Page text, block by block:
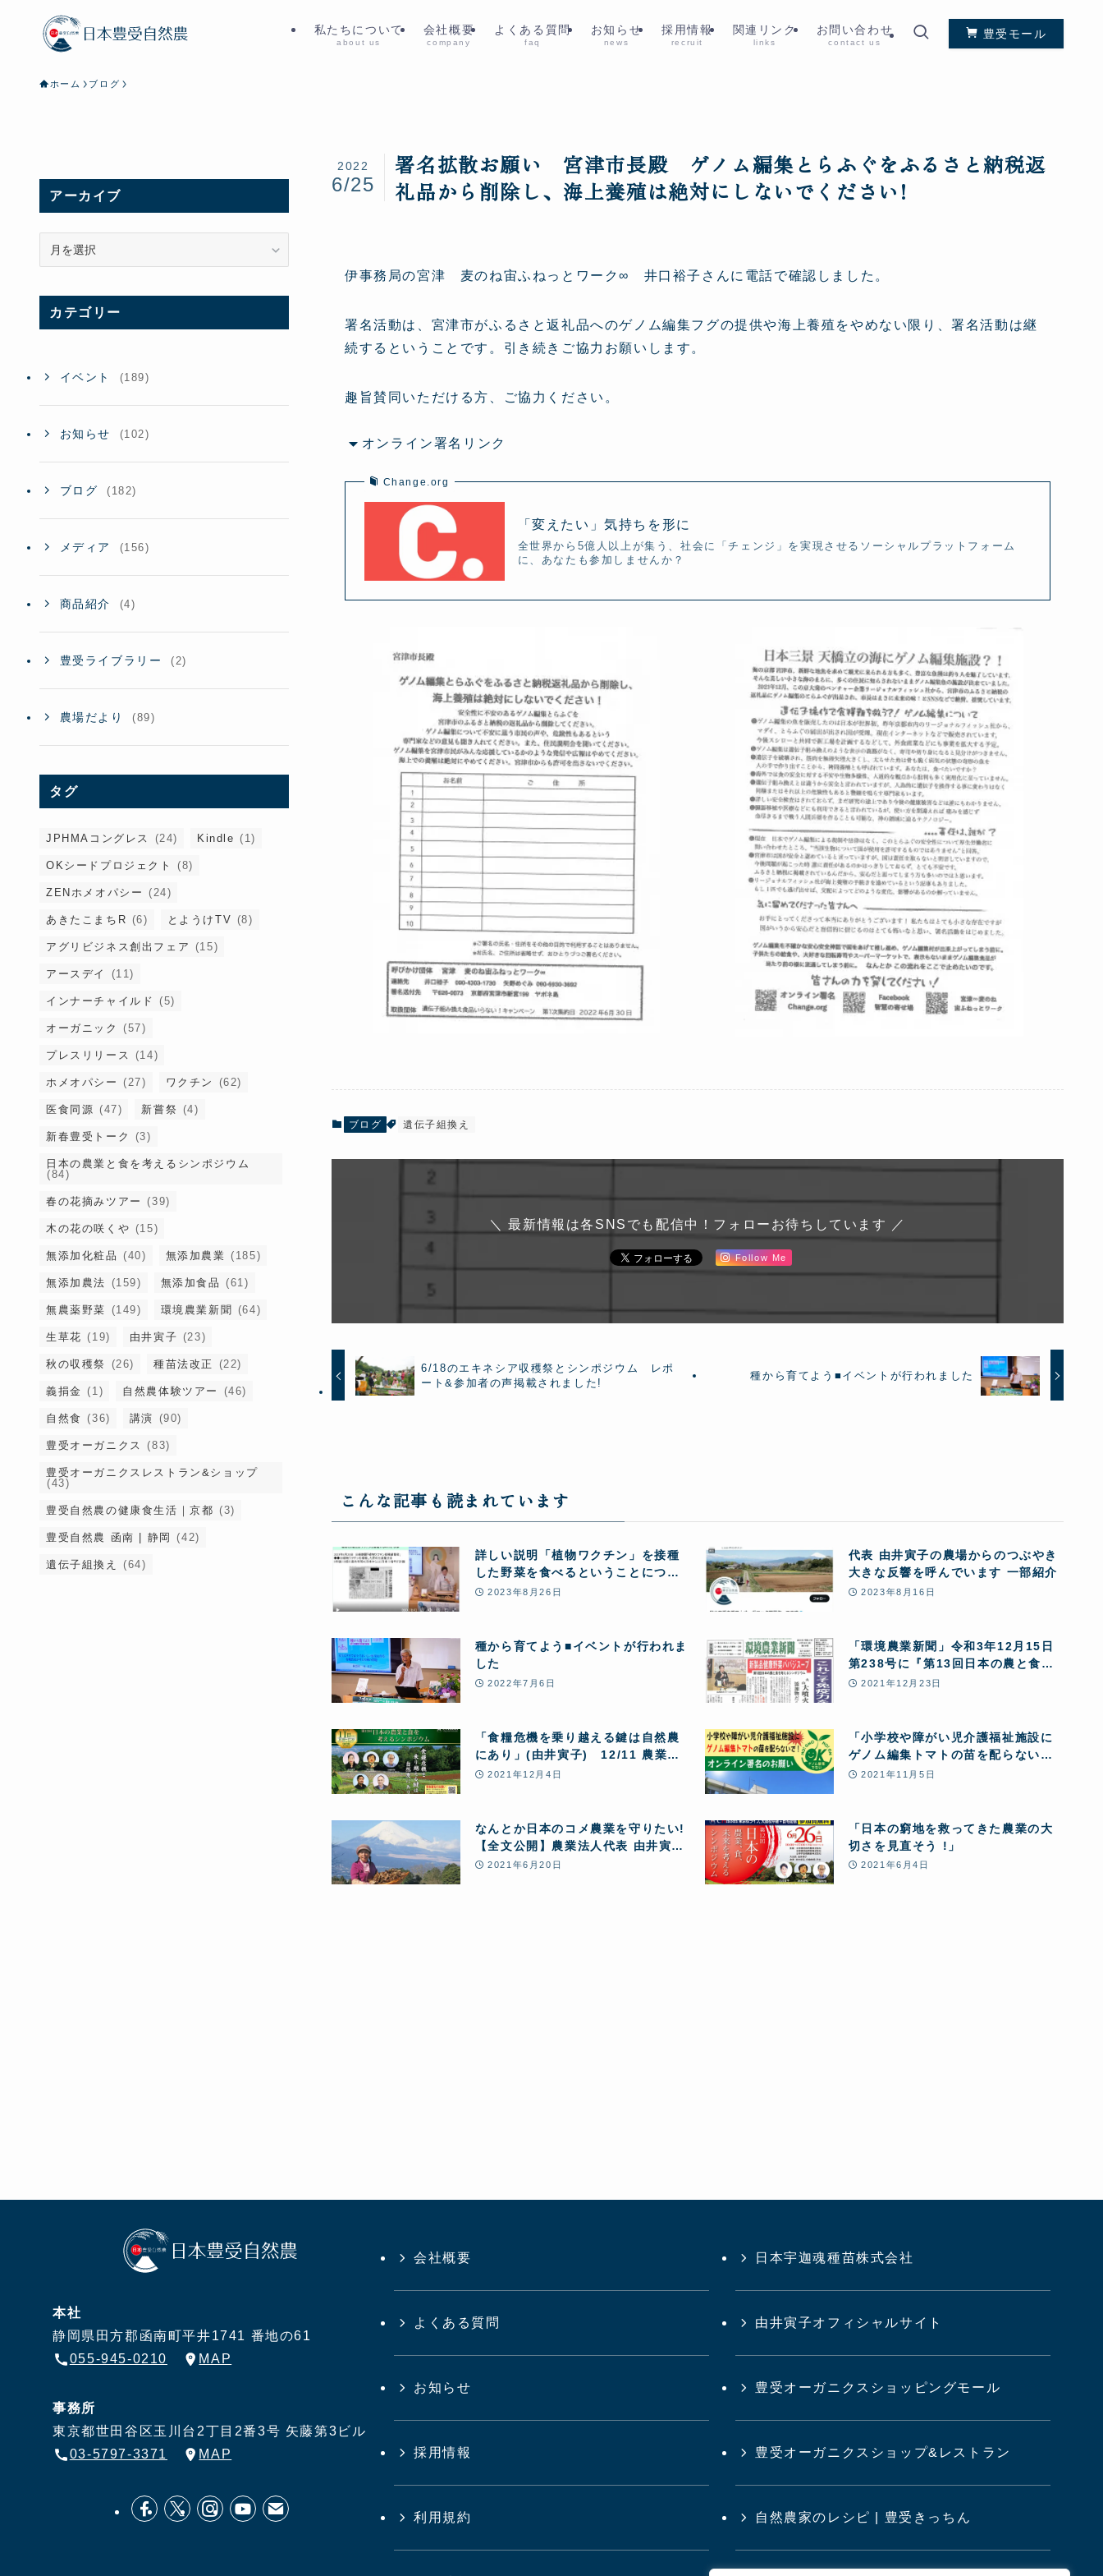
私たちについて
about us
会社概要
company
よくある質問
faq
お知らせ
news
採用情報
recruit
関連リンク
links
お問い合わせ
contact us
豊受モール
ホーム ブログ
署名拡散お願い 宮津市長殿 ゲノム編集とらふぐをふるさと納税返
礼品から削除し、海上養殖は絶対にしないでください!
2022
6/25
伊事務局の宮津 麦のね宙ふねっとワーク∞ 井口裕子さんに電話で確認しました。
署名活動は、宮津市がふるさと返礼品へのゲノム編集フグの提供や海上養殖をやめない限り、署名活動は継
続するということです。引き続きご協力お願いします。
趣旨賛同いただける方、ご協力ください。
オンライン署名リンク
Change.org
「変えたい」気持ちを形に
全世界から5億人以上が集う、社会に「チェンジ」を実現させるソーシャルプラットフォーム
に、あなたも参加しませんか？
ブログ 遺伝子組換え
＼ 最新情報は各SNSでも配信中！フォローお待ちしています ／
Follow Me
6/18のエキネシア収穫祭とシンポジウム レポ
ート&参加者の声掲載されました!
種から育てよう■イベントが行われました
こんな記事も読まれています
詳しい説明「植物ワクチン」を接種
した野菜を食べるということについ
て2023年8月26日
代表 由井寅子の農場からのつぶやき
大きな反響を呼んでいます 一部紹介
2023年8月16日
種から育てよう■イベントが行われま
した
2022年7月6日
「環境農業新聞」令和3年12月15日
第238号に『第13回日本の農と食を
考えるシンポジウム』の記事が掲載
2021年12月23日
「食糧危機を乗り越える鍵は自然農
にあり」(由井寅子) 12/11 農業シ
ンポ挨拶
2021年12月4日
「小学校や障がい児介護福祉施設に
ゲノム編集トマトの苗を配らないで
!」緊急署名へのご協力お願い
2021年11月5日
なんとか日本のコメ農業を守りたい!
【全文公開】農業法人代表 由井寅子
がパブコメに意見提出 農林水産省
2021年6月20日
「日本の窮地を救ってきた農業の大
切さを見直そう !」
2021年6月4日
アーカイブ
ー
イ
ブカテゴリー
イベント (189)
お知らせ (102)
ブログ (182)
メディア (156)
商品紹介 (4)
豊受ライブラリー (2)
農場だより (89)
タグ
JPHMAコングレス (24) Kindle (1)
OKシードプロジェクト (8)
ZENホメオパシー (24)
あきたこまちR (6) とようけTV (8)
アグリビジネス創出フェア (15)
アースデイ (11)
インナーチャイルド (5)
オーガニック (57)
プレスリリース (14)
ホメオパシー (27) ワクチン (62)
医食同源 (47) 新嘗祭 (4)
新春豊受トーク (3)
日本の農業と食を考えるシンポジウム
(84)
春の花摘みツアー (39)
木の花の咲くや (15)
無添加化粧品 (40) 無添加農業 (185)
無添加農法 (159) 無添加食品 (61)
無農薬野菜 (149) 環境農業新聞 (64)
生草花 (19) 由井寅子 (23)
秋の収穫祭 (26) 種苗法改正 (22)
義捐金 (1) 自然農体験ツアー (46)
自然食 (36) 講演 (90)
豊受オーガニクス (83)
豊受オーガニクスレストラン&ショップ
(43)
豊受自然農の健康食生活｜京都 (3)
豊受自然農 函南 | 静岡 (42)
遺伝子組換え (64)
本社
静岡県田方郡函南町平井1741 番地の61
055-945-0210
MAP
事務所
東京都世田谷区玉川台2丁目2番3号 矢藤第3ビル
03-5797-3371
MAP
会社概要
よくある質問
お知らせ
採用情報
利用規約
日本宇迦魂種苗株式会社
由井寅子オフィシャルサイト
豊受オーガニクスショッピングモール
豊受オーガニクスショップ&レストラン
自然農家のレシピ | 豊受きっちん